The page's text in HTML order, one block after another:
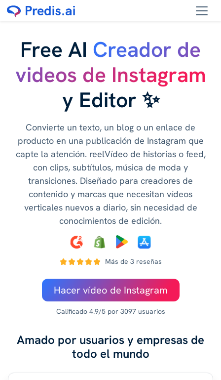
Free AI Creador de
videos de Instagram
y Editor ✨
Convierte un texto, un blog o un enlace de
producto en una publicación de Instagram que
capte la atención. reelVídeo de historias o feed,
con clips, subtítulos, música de moda y
transiciones. Diseñado para creadores de
contenido y marcas que necesitan vídeos
verticales nuevos a diario, sin necesidad de
conocimientos de edición.
Más de 3 reseñas
Hacer vídeo de Instagram
Calificado 4.9/5 por 3097 usuarios
Amado por usuarios y empresas de
todo el mundo